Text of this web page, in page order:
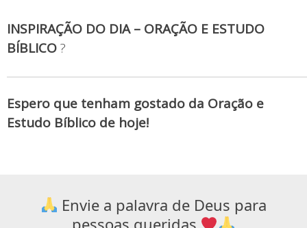
INSPIRAÇÃO DO DIA – ORAÇÃO E ESTUDO
BÍBLICO?
Espero que tenham gostado da Oração e
Estudo Bíblico de hoje!
Envie a palavra de Deus para
pessoas queridas